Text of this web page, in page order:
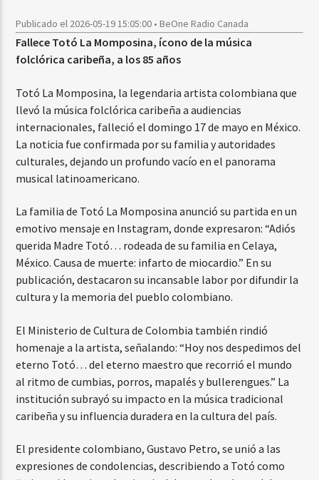
Publicado el 2026-05-19 15:05:00 • BeOne Radio Canada
Fallece Totó La Momposina, ícono de la música
folclórica caribeña, a los 85 años
Totó La Momposina, la legendaria artista colombiana que
llevó la música folclórica caribeña a audiencias
internacionales, falleció el domingo 17 de mayo en México.
La noticia fue confirmada por su familia y autoridades
culturales, dejando un profundo vacío en el panorama
musical latinoamericano.
La familia de Totó La Momposina anunció su partida en un
emotivo mensaje en Instagram, donde expresaron: “Adiós
querida Madre Totó… rodeada de su familia en Celaya,
México. Causa de muerte: infarto de miocardio.” En su
publicación, destacaron su incansable labor por difundir la
cultura y la memoria del pueblo colombiano.
El Ministerio de Cultura de Colombia también rindió
homenaje a la artista, señalando: “Hoy nos despedimos del
eterno Totó… del eterno maestro que recorrió el mundo
al ritmo de cumbias, porros, mapalés y bullerengues.” La
institución subrayó su impacto en la música tradicional
caribeña y su influencia duradera en la cultura del país.
El presidente colombiano, Gustavo Petro, se unió a las
expresiones de condolencias, describiendo a Totó como